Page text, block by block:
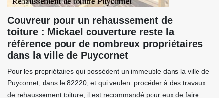
Couvreur pour un rehaussement de
toiture : Mickael couverture reste la
référence pour de nombreux propriétaires
dans la ville de Puycornet
Pour les propriétaires qui possèdent un immeuble dans la ville de
Puycornet, dans le 82220, et qui veulent procéder à des travaux
de rehaussement toiture, il est recommandé pour eux de faire